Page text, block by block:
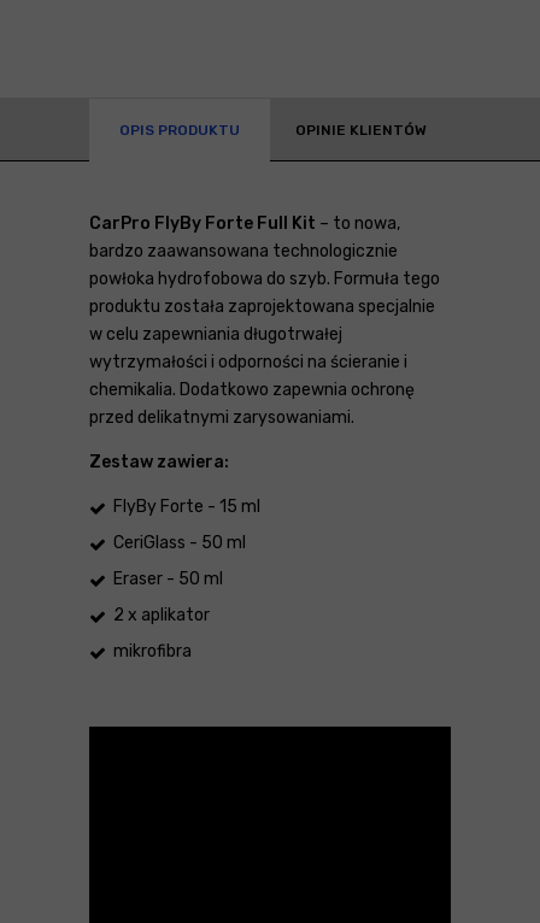
OPIS PRODUKTU OPINIE KLIENTÓW
CarPro FlyBy Forte Full Kit – to nowa,
bardzo zaawansowana technologicznie
powłoka hydrofobowa do szyb. Formuła tego
produktu została zaprojektowana specjalnie
w celu zapewniania długotrwałej
wytrzymałości i odporności na ścieranie i
chemikalia. Dodatkowo zapewnia ochronę
przed delikatnymi zarysowaniami.
Zestaw zawiera:
FlyBy Forte - 15 ml
CeriGlass - 50 ml
Eraser - 50 ml
2 x aplikator
mikrofibra